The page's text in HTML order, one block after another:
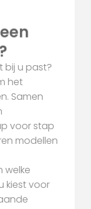
een
bij u past?
het
Samen
voor stap
modellen
welke
kiest voor